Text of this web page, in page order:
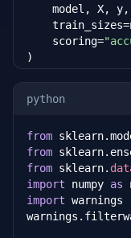
model, X,
    scoring=
)
train_mean =
val_mean =
print("=== 学习
print(f"{'样本数
print("-" * 48)
for i in
gap =
python
from
from
from sklearn.
import numpy as
import warnings